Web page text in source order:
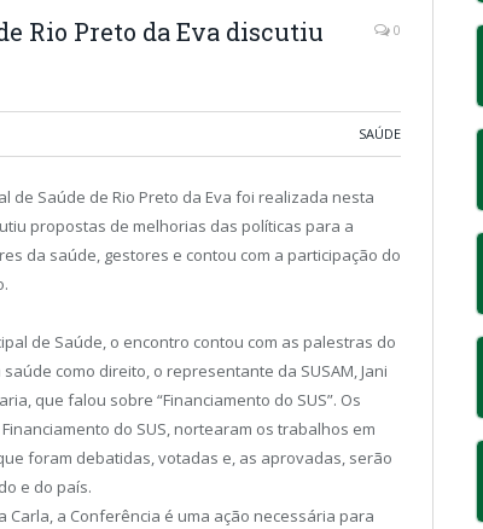
Rio Preto da Eva discutiu
0
SAÚDE
de Saúde de Rio Preto da Eva foi realizada nesta
propostas de melhorias das políticas para a
da saúde, gestores e contou com a participação do
de Saúde, o encontro contou com as palestras do
como direito, o representante da SUSAM, Jani
que falou sobre “Financiamento do SUS”. Os
do SUS, nortearam os trabalhos em
foram debatidas, votadas e, as aprovadas, serão
e do país.
Carla, a Conferência é uma ação necessária para